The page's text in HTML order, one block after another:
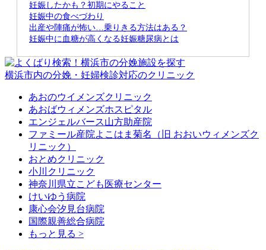
妊娠したかも？初期にやること
妊娠中の食べづわり
出産や陣痛が怖い…乗りきる方法はある？
妊娠中に血糖が高くなる妊娠糖尿病とは
横浜市内の分娩・妊婦検診対応のクリニック
あおのウイメンズクリニック
あおばウィメンズホスピタル
エンジェルバース山方助産院
ファミール産院よこはま菊名（旧 おおいウィメンズク
リニック）
おとめクリニック
小川クリニック
神奈川県立こども医療センター
けいゆう病院
康心会汐見台病院
国際親善総合病院
もっと見る >